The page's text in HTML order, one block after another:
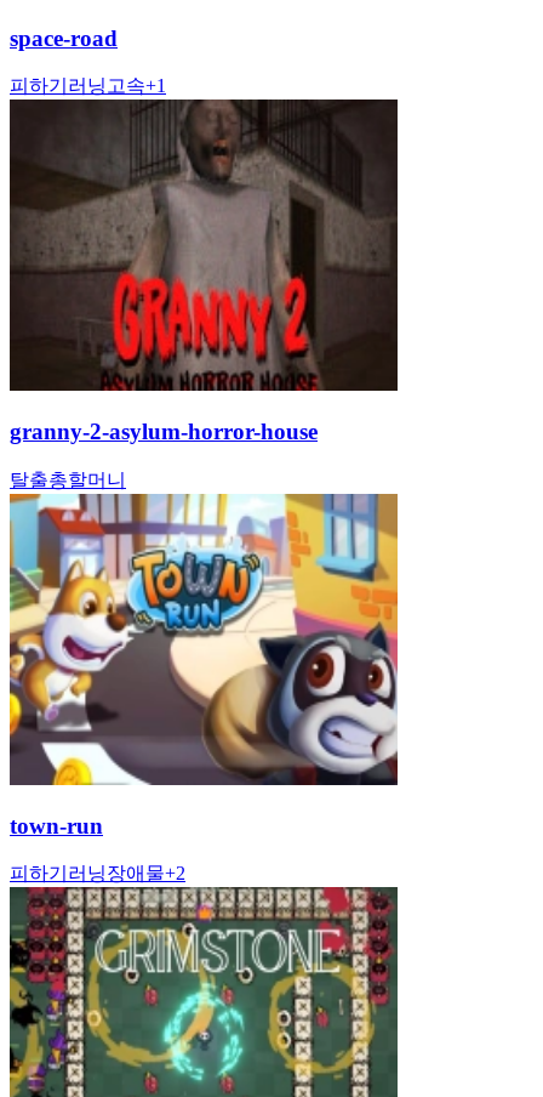
space-road
피하기 러닝고속+1
granny-2-asylum-horror-house
탈출총할머니
town-run
피하기 러닝장애물+2